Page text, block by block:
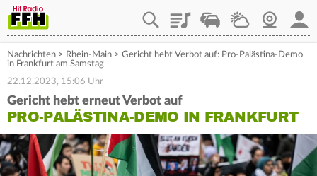
PlaylistStaupilotWetterWebcam
Nachrichten > Rhein-Main > Gericht hebt Verbot auf: Pro-Palästina-Demo
in Frankfurt am Samstag
22.12.2023, 15:06 Uhr
Gericht hebt erneut Verbot auf
PRO-PALÄSTINA-DEMO IN FRANKFURT